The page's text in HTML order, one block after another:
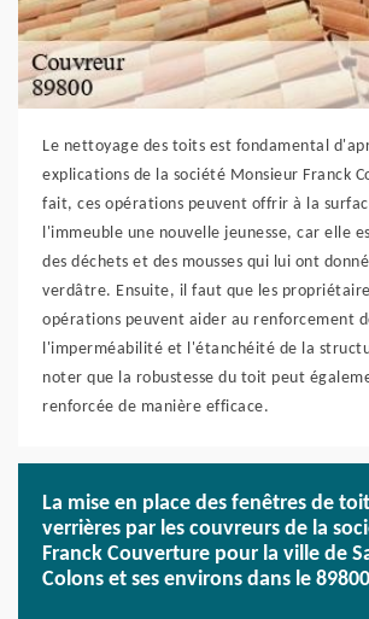
Le nettoyage des toits est fondamental
explications de la société Monsieur Franck
fait, ces opérations peuvent offrir à la
l'immeuble une nouvelle jeunesse, car elle
des déchets et des mousses qui lui ont
verdâtre. Ensuite, il faut que les
opérations peuvent aider au renforcement
l'imperméabilité et l'étanchéité de la
noter que la robustesse du toit peut
renforcée de manière efficace.
La mise en place des fenêtres de
verrières par les couvreurs de la
Franck Couverture pour la ville de
Colons et ses environs dans le 89800